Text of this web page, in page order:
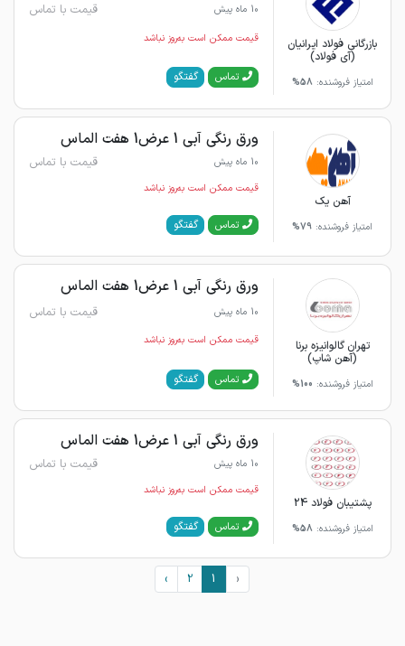
بازرگانی فولاد ایرانیان
(آی فولاد)
امتیاز فروشنده: 58%
10 ماه پیش قیمت با تماس
قیمت ممکن است به‌روز نباشد
تماس گفتگو
آهن یک
امتیاز فروشنده: 79%
ورق رنگی آبی 1 عرض1 هفت الماس
10 ماه پیش قیمت با تماس
قیمت ممکن است به‌روز نباشد
تماس گفتگو
تهران گالوانیزه برنا
(آهن شاپ)
امتیاز فروشنده: 100%
ورق رنگی آبی 1 عرض1 هفت الماس
10 ماه پیش قیمت با تماس
قیمت ممکن است به‌روز نباشد
تماس گفتگو
پشتیبان فولاد 24
امتیاز فروشنده: 58%
ورق رنگی آبی 1 عرض1 هفت الماس
10 ماه پیش قیمت با تماس
قیمت ممکن است به‌روز نباشد
تماس گفتگو
‹
1
2
›